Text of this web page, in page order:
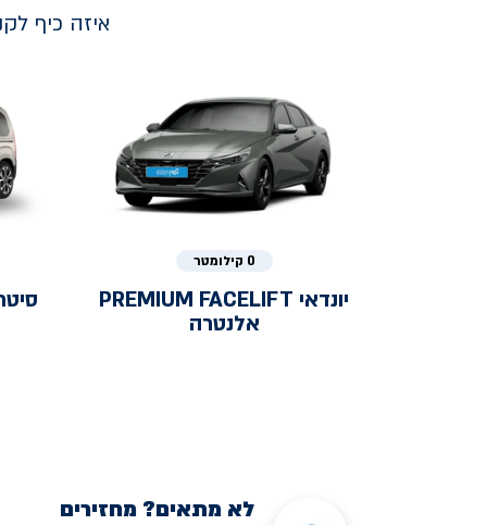
איזה כיף
0 קילומטר
יונדאי PREMIUM FACELIFT
אלנטרה
לא מתאים? מחזירים